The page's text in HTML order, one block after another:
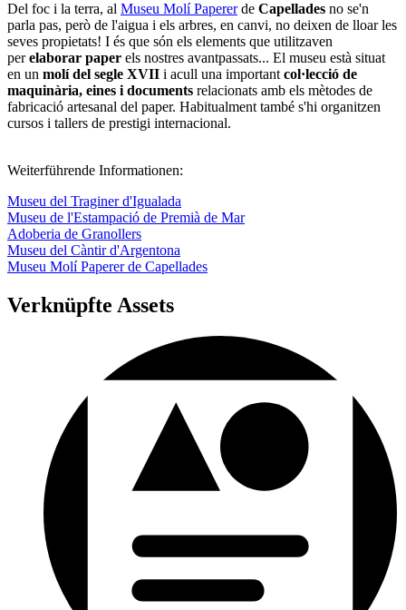
Del foc i la terra, al Museu Molí Papererde Capellades no se'n
parla pas, però de l'aigua i els arbres, en canvi, no deixen de lloar les
seves propietats! I és que són els elements que utilitzaven
perelaborar paper els nostres avantpassats... El museu està situat
en un molí del segle XVII i acull una important col·lecció de
maquinària, eines i documents relacionats amb els mètodes de
fabricació artesanal del paper. Habitualment també s'hi organitzen
cursos i tallers de prestigi internacional.
Weiterführende Informationen:
Museu del Traginer d'Igualada
Museu de l'Estampació de Premià de Mar
Adoberia de Granollers
Museu del Càntir d'Argentona
Museu Molí Paperer de Capellades
Verknüpfte Assets